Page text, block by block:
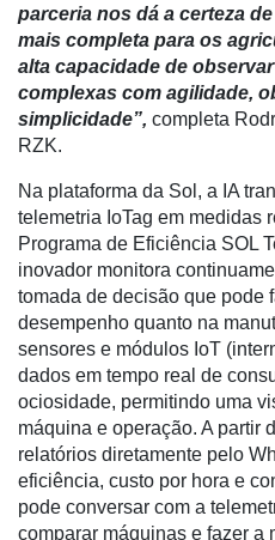
E-
Commerce
Informatização
da
Agricultura
Software
Empresarial
Tecnologia
para
Recursos
Hídricos
Membros
Liberali
Netrin
parceria nos dá a certeza
mais completa para os
alta capacidade de
complexas com agilidade,
simplicidade”, completa
RZK.
Na plataforma da Sol, a IA
telemetria IoTag em medidas
Programa de Eficiência SOL
inovador monitora
tomada de decisão que pode
desempenho quanto na
sensores e módulos IoT
dados em tempo real de
ociosidade, permitindo uma
máquina e operação. A partir
relatórios diretamente pelo
eficiência, custo por hora e
pode conversar com a
comparar máquinas e fazer a